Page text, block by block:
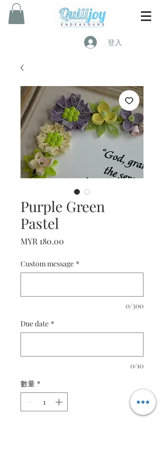
登入
Purple Green
Pastel
MYR 180.00
Custom message *
0/300
Due date *
0/10
數量 *